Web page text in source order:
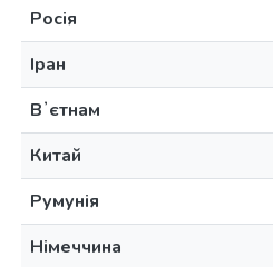
Росія
Іран
Вʼєтнам
Китай
Румунія
Німеччина